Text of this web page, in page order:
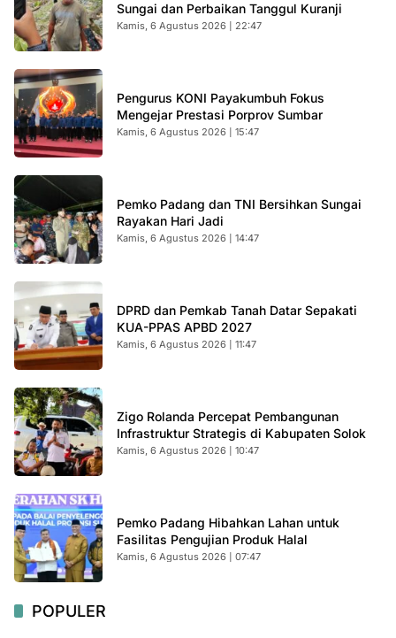
Sungai dan Perbaikan Tanggul Kuranji
Kamis, 6 Agustus 2026 | 22:47
Pengurus KONI Payakumbuh Fokus
Mengejar Prestasi Porprov Sumbar
Kamis, 6 Agustus 2026 | 15:47
Pemko Padang dan TNI Bersihkan Sungai
Rayakan Hari Jadi
Kamis, 6 Agustus 2026 | 14:47
DPRD dan Pemkab Tanah Datar Sepakati
KUA-PPAS APBD 2027
Kamis, 6 Agustus 2026 | 11:47
Zigo Rolanda Percepat Pembangunan
Infrastruktur Strategis di Kabupaten Solok
Kamis, 6 Agustus 2026 | 10:47
Pemko Padang Hibahkan Lahan untuk
Fasilitas Pengujian Produk Halal
Kamis, 6 Agustus 2026 | 07:47
POPULER